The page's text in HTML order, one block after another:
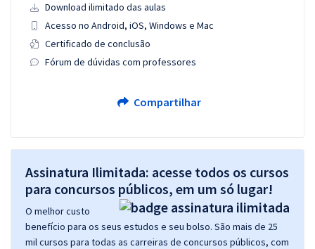
Download ilimitado das aulas
Acesso no Android, iOS, Windows e Mac
Certificado de conclusão
Fórum de dúvidas com professores
Compartilhar
Assinatura Ilimitada: acesse todos os cursos
para concursos públicos, em um só lugar!
O melhor custo
benefício para os seus estudos e seu bolso. São mais de 25
mil cursos para todas as carreiras de concursos públicos, com